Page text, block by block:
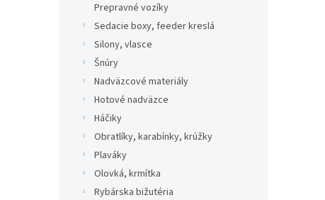
Prepravné vozíky
Sedacie boxy, feeder kreslá
Silony, vlasce
Šnúry
Nadväzcové materiály
Hotové nadväzce
Háčiky
Obratlíky, karabínky, krúžky
Plaváky
Olovká, krmítka
Rybárska bižutéria